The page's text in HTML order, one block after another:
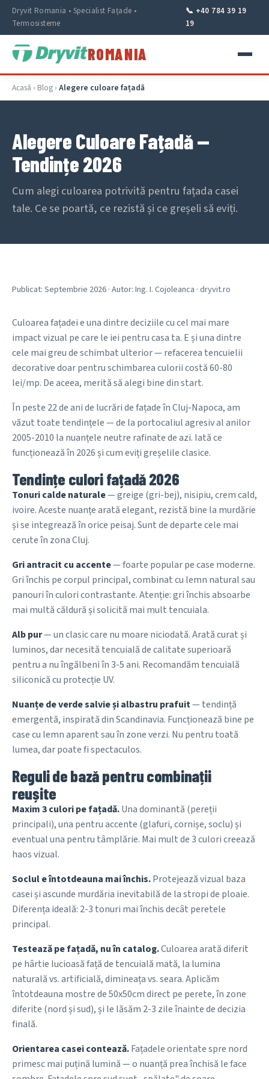
Dryvit Romania • Specialist Fațade •
Termosisteme
📞 +40 784 39 19
19
ROMANIA
Acasă › Blog › Alegere culoare fațadă
Alegere Culoare Fațadă —
Tendințe 2026
Cum alegi culoarea potrivită pentru fațada casei
tale. Ce se poartă, ce rezistă și ce greșeli să eviți.
Publicat: Septembrie 2026 · Autor: Ing. I. Cojoleanca · dryvit.ro
Culoarea fațadei e una dintre deciziile cu cel mai mare
impact vizual pe care le iei pentru casa ta. E și una dintre
cele mai greu de schimbat ulterior — refacerea tencuielii
decorative doar pentru schimbarea culorii costă 60-80
lei/mp. De aceea, merită să alegi bine din start.
În peste 22 de ani de lucrări de fațade în Cluj-Napoca, am
văzut toate tendințele — de la portocaliul agresiv al anilor
2005-2010 la nuanțele neutre rafinate de azi. Iată ce
funcționează în 2026 și cum eviți greșelile clasice.
Tendințe culori fațadă 2026
Tonuri calde naturale— greige (gri-bej), nisipiu, crem cald,
ivoire. Aceste nuanțe arată elegant, rezistă bine la murdărie
și se integrează în orice peisaj. Sunt de departe cele mai
cerute în zona Cluj.
Gri antracit cu accente— foarte popular pe case moderne.
Gri închis pe corpul principal, combinat cu lemn natural sau
panouri în culori contrastante. Atenție: gri închis absoarbe
mai multă căldură și solicită mai mult tencuiala.
Alb pur— un clasic care nu moare niciodată. Arată curat și
luminos, dar necesită tencuială de calitate superioară
pentru a nu îngălbeni în 3-5 ani. Recomandăm tencuială
siliconică cu protecție UV.
Nuanțe de verde salvie și albastru prafuit— tendință
emergentă, inspirată din Scandinavia. Funcționează bine pe
case cu lemn aparent sau în zone verzi. Nu pentru toată
lumea, dar poate fi spectaculos.
Reguli de bază pentru combinații
reușite
Maxim 3 culori pe fațadă.Una dominantă (pereții
principali), una pentru accente (glafuri, cornișe, soclu) și
eventual una pentru tâmplărie. Mai mult de 3 culori creează
haos vizual.
Soclul e întotdeauna mai închis.Protejează vizual baza
casei și ascunde murdăria inevitabilă de la stropi de ploaie.
Diferența ideală: 2-3 tonuri mai închis decât peretele
principal.
Testează pe fațadă, nu în catalog.Culoarea arată diferit
pe hârtie lucioasă față de tencuială mată, la lumina
naturală vs. artificială, dimineața vs. seara. Aplicăm
întotdeauna mostre de 50x50cm direct pe perete, în zone
diferite (nord și sud), și le lăsăm 2-3 zile înainte de decizia
finală.
Orientarea casei contează.Fațadele orientate spre nord
primesc mai puțină lumină — o nuanță prea închisă le face